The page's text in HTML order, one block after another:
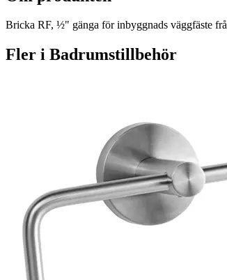
Bricka RF, ½" gänga för inbyggnads väggfäste
Fler i Badrumstillbehör